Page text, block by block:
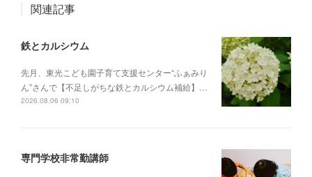
関連記事
鉄とカルシウム
先月、東光こども園子育て支援センター“ふぁみり
ん”さんで【不足しがちな鉄とカルシウム補給】…
2026.08.06 09:10
専門学校非常勤講師